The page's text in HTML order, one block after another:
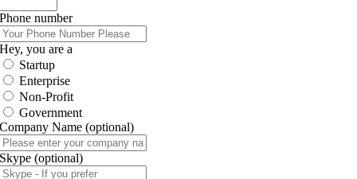
Phone number
Hey, you are a
Startup
Enterprise
Non-Profit
Government
Company Name (optional)
Skype (optional)